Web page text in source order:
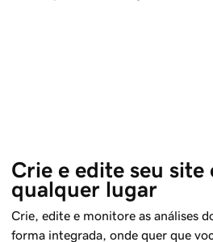
Crie e edite seu site
qualquer lugar
Crie, edite e monitore as análises
forma integrada, onde quer que